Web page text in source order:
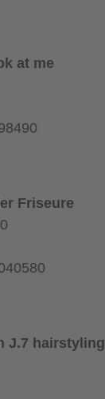
at me
Friseure
J.7 hairstyling